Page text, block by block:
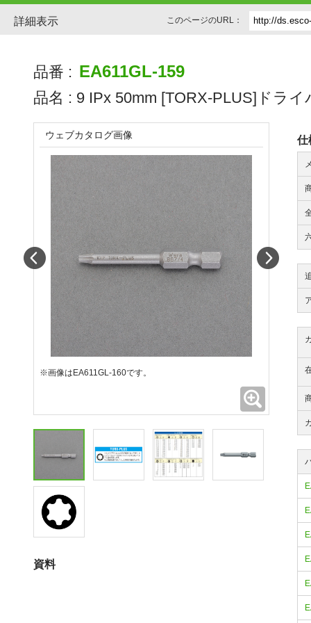
詳細表示 このページのURL：
品番 : EA611GL-159
品名 : 9 IPx 50mm [TORX-PLUS]ドラ
仕
ウェブカタログ画像
※画像はEA611GL-160です。
Prev
資料